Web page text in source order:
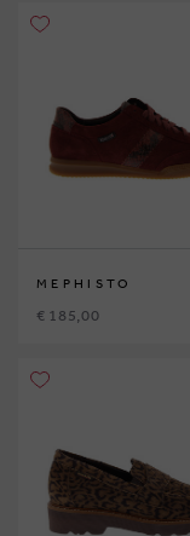
MEPHISTO
€ 185,00